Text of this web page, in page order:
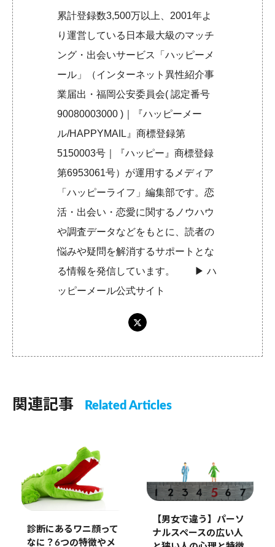
累計登録数3,500万以上、2001年よ
り運営している日本最大級のマッチ
ング・出会いサービス「ハッピーメ
ール」（インターネット異性紹介事
業届出・福岡公安委員会( 認定番号
90080003000 )｜『ハッピーメー
ル/HAPPYMAIL』商標登録第
5150003号｜『ハッピー』商標登録
第6953061号）が運用するメディア
「ハッピーライフ」編集部です。恋
活・出会い・恋愛に関するノウハウ
や調査データなどをもとに、読者の
悩みや疑問を解消するサポートとな
る情報を発信しています。 ▶︎ハ
ッピーメール公式サイト
関連記事 Related Articles
診断にあるワニ顔って
なに？6つの特徴やメ
【男女で違う】パーソ
ナルスペースの広い人